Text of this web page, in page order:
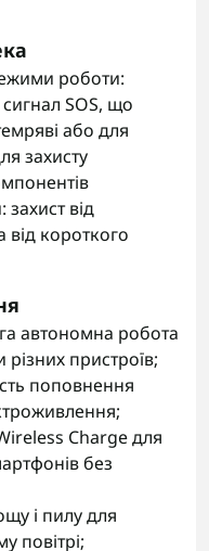
роботи:
сигнал SOS, що
або для
захисту
захист від
від короткого
автономна робота
різних пристроїв;
поповнення
Charge для
без
і пилу для
повітрі;